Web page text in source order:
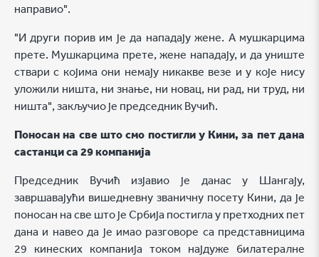
направио".
"И други порив им је да нападају жене. А мушкарцима
прете. Мушкарцима прете, жене нападају, и да униште
ствари с којима они немају никакве везе и у које нису
уложили ништа, ни знање, ни новац, ни рад, ни труд, ни
ништа", закључио је председник Вучић.
Поносан на све што смо постигли у Кини, за пет дана
састанци са 29 компанија
Председник Вучић изјавио је данас у Шангају,
завршавајући вишедневну званичну посету Кини, да је
поносан на све што је Србија постигла у претходних пет
дана и навео да је имао разговоре са представницима
29 кинеских компанија током најдуже билатералне